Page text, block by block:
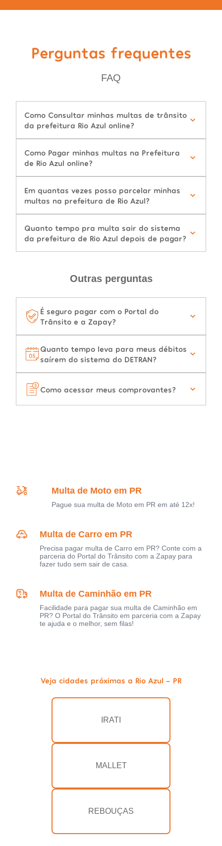
Perguntas frequentes
FAQ
Como Consultar minhas multas de trânsito
da prefeitura Rio Azul online?
Como Pagar minhas multas na Prefeitura
de Rio Azul online?
Em quantas vezes posso parcelar minhas
multas na prefeitura de Rio Azul?
Quanto tempo pra multa sair do sistema
da prefeitura de Rio Azul depois de pagar?
Outras perguntas
É seguro pagar com o Portal do
Trânsito e a Zapay?
Quanto tempo leva para meus débitos
saírem do sistema do DETRAN?
Como acessar meus comprovantes?
Multa de Moto em PR
Pague sua multa de Moto em PR em até 12x!
Multa de Carro em PR
Precisa pagar multa de Carro em PR? Conte com a
parceria do Portal do Trânsito com a Zapay para
fazer tudo sem sair de casa.
Multa de Caminhão em PR
Facilidade para pagar sua multa de Caminhão em
PR? O Portal do Trânsito em parceria com a Zapay
te ajuda e o melhor, sem filas!
Veja cidades próximas a Rio Azul - PR
IRATI
MALLET
REBOUÇAS